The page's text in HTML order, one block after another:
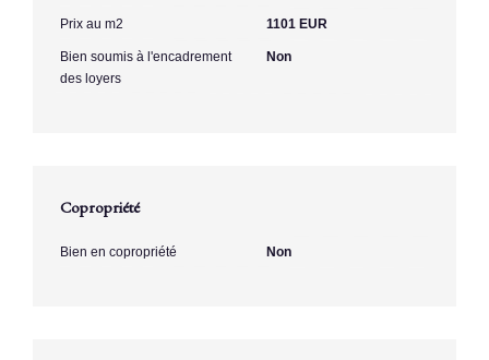
Prix au m2 1101 EUR
Bien soumis à l'encadrement
des loyers
Non
Copropriété
Bien en copropriété Non